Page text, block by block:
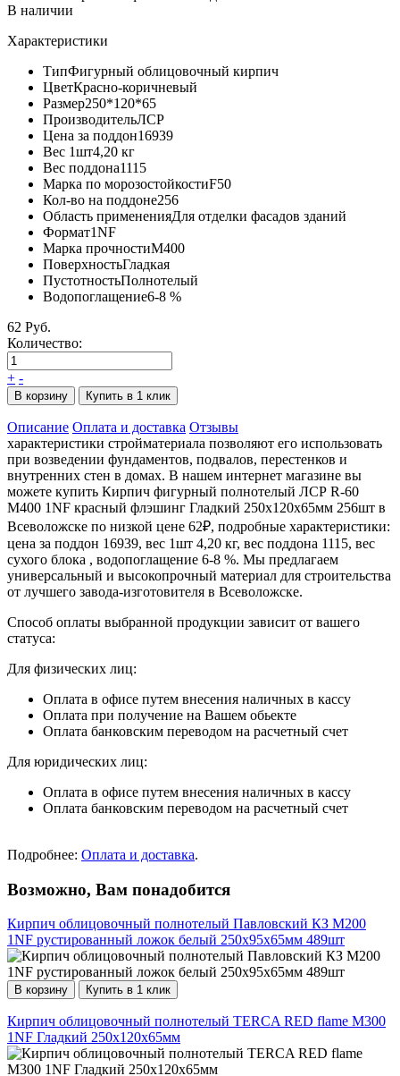
В наличии
Характеристики
ТипФигурный облицовочный кирпич
ЦветКрасно-коричневый
Размер250*120*65
ПроизводительЛСР
Цена за поддон16939
Вес 1шт4,20 кг
Вес поддона1115
Марка по морозостойкостиF50
Кол-во на поддоне256
Область примененияДля отделки фасадов зданий
Формат1NF
Марка прочностиМ400
ПоверхностьГладкая
ПустотностьПолнотелый
Водопоглащение6-8 %
62 Руб.
Количество:
+ -
В корзину Купить в 1 клик
Описание Оплата и доставка Отзывы
характеристики стройматериала позволяют его использовать
при возведении фундаментов, подвалов, перестенков и
внутренних стен в домах. В нашем интернет магазине вы
можете купить Кирпич фигурный полнотелый ЛСР R-60
М400 1NF красный флэшинг Гладкий 250х120х65мм 256шт в
Всеволожске по низкой цене 62₽, подробные характеристики:
цена за поддон 16939, вес 1шт 4,20 кг, вес поддона 1115, вес
сухого блока , водопоглащение 6-8 %. Мы предлагаем
универсальный и высокопрочный материал для строительства
от лучшего завода-изготовителя в Всеволожске.
Способ оплаты выбранной продукции зависит от вашего
статуса:
Для физических лиц:
Оплата в офисе путем внесения наличных в кассу
Оплата при получение на Вашем обьекте
Оплата банковским переводом на расчетный счет
Для юридических лиц:
Оплата в офисе путем внесения наличных в кассу
Оплата банковским переводом на расчетный счет
Подробнее: Оплата и доставка.
Возможно, Вам понадобится
Кирпич облицовочный полнотелый Павловский КЗ М200
1NF рустированный ложок белый 250х95х65мм 489шт
В корзину Купить в 1 клик
Кирпич облицовочный полнотелый TERCA RED flame М300
1NF Гладкий 250х120х65мм